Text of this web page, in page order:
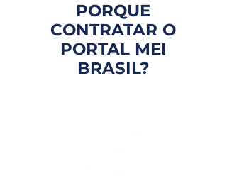
PORQUE
CONTRATAR O
PORTAL MEI
BRASIL?